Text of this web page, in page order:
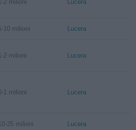
2 milioni Lucera
10 milioni Lucera
2 milioni Lucera
1 milioni Lucera
25 milioni Lucera